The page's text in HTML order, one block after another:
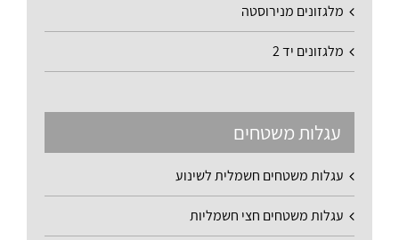
מלגזונים מנירוסטה
מלגזונים יד 2
עגלות משטחים
עגלות משטחים חשמלית לשינוע
עגלות משטחים חצי חשמליות